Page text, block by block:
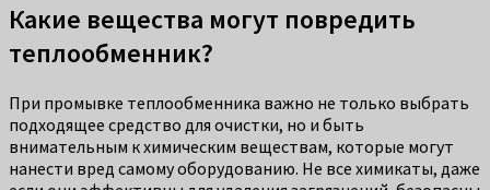
Какие вещества могут повредить
теплообменник?
При промывке теплообменника важно не только выбрать
подходящее средство для очистки, но и быть
внимательным к химическим веществам, которые могут
нанести вред самому оборудованию. Не все химикаты, даже